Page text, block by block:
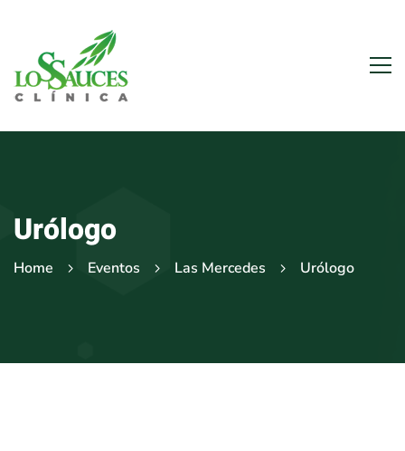
Urólogo
Home Eventos Las Mercedes Urólogo